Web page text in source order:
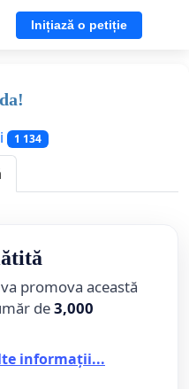
Inițiază o petiție
1 134
promova această
de3,000
informații...